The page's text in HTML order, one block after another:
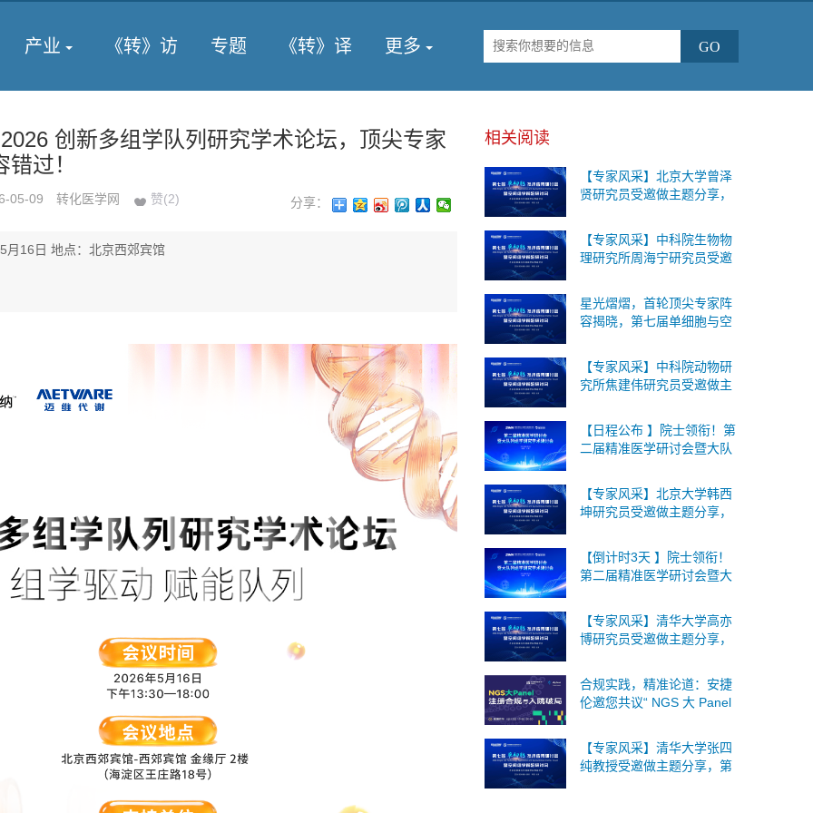
产业 《转》访 专题 《转》译 更多
创新多组学队列研究学术论坛，顶尖专家
过！
05-09 转化医学网 赞(2) 分享：
月16日 地点：北京西郊宾馆
相关阅读
【专家风采】北京大学曾泽
贤研究员受邀做主题分享，
坛将于2026年9月18-19日在
北京召开！
【专家风采】中科院生物物
理研究所周海宁研究员受邀
与空间组学论坛将于2026年
9月18-19日在北京召开！
星光熠熠，首轮顶尖专家阵
容揭晓，第七届单细胞与空
18-19日在北京召开！
【专家风采】中科院动物研
究所焦建伟研究员受邀做主
间组学论坛将于2026年9月
18-19日在北京召开！
【日程公布 】院士领衔！第
二届精准医学研讨会暨大队
8月1日上海召开，诚邀您的
参与！
【专家风采】北京大学韩西
坤研究员受邀做主题分享，
坛将于2026年9月18-19日在
北京召开！
【倒计时3天 】院士领衔！
第二届精准医学研讨会暨大
于8月1日上海召开，诚邀您
的参与！
【专家风采】清华大学高亦
博研究员受邀做主题分享，
坛将于2026年9月18-19日在
北京召开！
合规实践，精准论道：安捷
伦邀您共议“ NGS 大 Panel
【专家风采】清华大学张四
纯教授受邀做主题分享，第